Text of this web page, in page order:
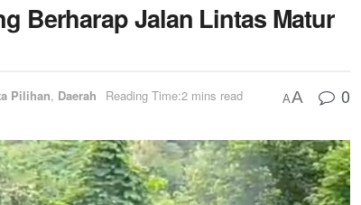
Berharap Jalan Lintas Matur
Pilihan, Daerah Reading Time:2 mins read AA 0